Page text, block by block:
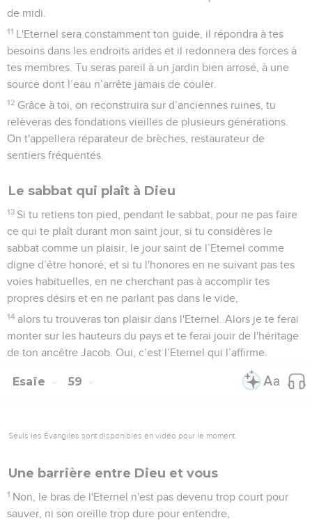
de midi.
11 L'Eternel sera constamment ton guide, il répondra à tes
besoins dans les endroits arides et il redonnera des forces à
tes membres. Tu seras pareil à un jardin bien arrosé, à une
source dont l’eau n’arrête jamais de couler.
12 Grâce à toi, on reconstruira sur d’anciennes ruines, tu
relèveras des fondations vieilles de plusieurs générations.
On t'appellera réparateur de brèches, restaurateur de
sentiers fréquentés.
Le sabbat qui plaît à Dieu
13 Si tu retiens ton pied, pendant le sabbat, pour ne pas faire
ce qui te plaît durant mon saint jour, si tu considères le
sabbat comme un plaisir, le jour saint de l’Eternel comme
digne d’être honoré, et si tu l'honores en ne suivant pas tes
voies habituelles, en ne cherchant pas à accomplir tes
propres désirs et en ne parlant pas dans le vide,
14 alors tu trouveras ton plaisir dans l'Eternel. Alors je te ferai
monter sur les hauteurs du pays et te ferai jouir de l'héritage
de ton ancêtre Jacob. Oui, c’est l’Eternel qui l’affirme.
Esaïe 59
Seuls les Évangiles sont disponibles en vidéo pour le moment.
Une barrière entre Dieu et vous
1 Non, le bras de l'Eternel n'est pas devenu trop court pour
sauver, ni son oreille trop dure pour entendre,